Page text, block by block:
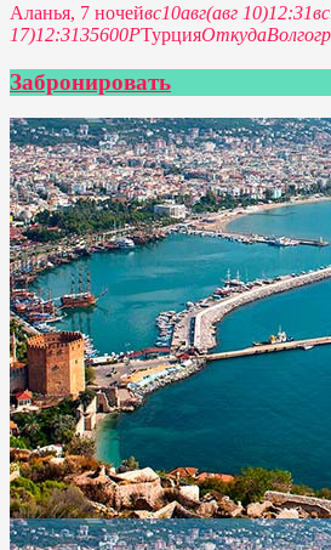
Аланья, 7 ночейвс10авг(авг 10)12:31вс
17)12:3135600PТурцияОткуда
Забронировать